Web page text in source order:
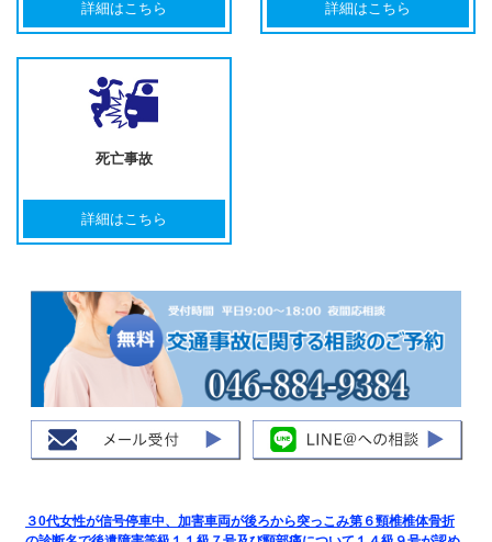
詳細はこちら 詳細はこちら
死亡事故
詳細はこちら
３0代女性が信号停車中、加害車両が後ろから突っこみ第６頸椎椎体骨折